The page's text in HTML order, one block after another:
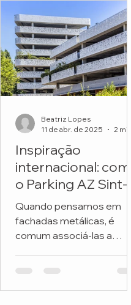
Inspiração
internacional: como
o Parking AZ Sint-
Lucas transforma
metal e natureza
em arquitetura
premiada
Quando pensamos em
fachadas metálicas, é
comum associá-las a
ou exclusivamente
do...
Beatriz Lopes
11 de abr. de 2025